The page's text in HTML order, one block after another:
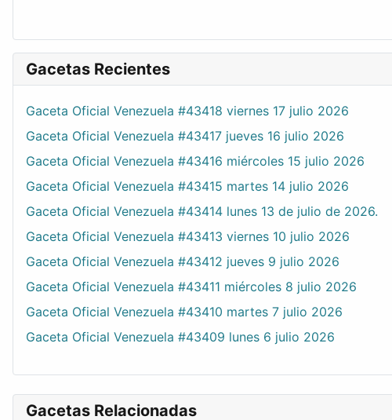
Gacetas Recientes
Gaceta Oficial Venezuela #43418 viernes 17 julio 2026
Gaceta Oficial Venezuela #43417 jueves 16 julio 2026
Gaceta Oficial Venezuela #43416 miércoles 15 julio 2026
Gaceta Oficial Venezuela #43415 martes 14 julio 2026
Gaceta Oficial Venezuela #43414 lunes 13 de julio de 2026.
Gaceta Oficial Venezuela #43413 viernes 10 julio 2026
Gaceta Oficial Venezuela #43412 jueves 9 julio 2026
Gaceta Oficial Venezuela #43411 miércoles 8 julio 2026
Gaceta Oficial Venezuela #43410 martes 7 julio 2026
Gaceta Oficial Venezuela #43409 lunes 6 julio 2026
Gacetas Relacionadas